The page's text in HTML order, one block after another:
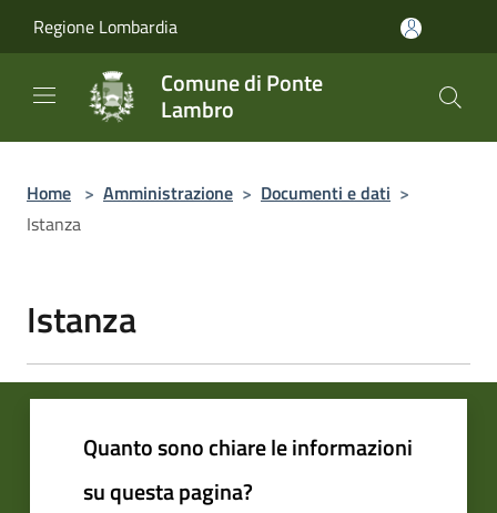
Regione Lombardia
Comune di Ponte
Lambro
Home > Amministrazione > Documenti e dati >
Istanza
Istanza
Quanto sono chiare le informazioni
su questa pagina?